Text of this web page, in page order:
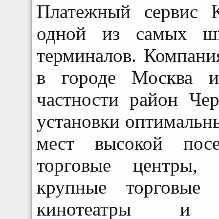
Платежный сервис
одной из самых
терминалов.
в городе Москва
частности район
установки
мест высокой
торговые центры,
крупные торговые
кинотеатры и